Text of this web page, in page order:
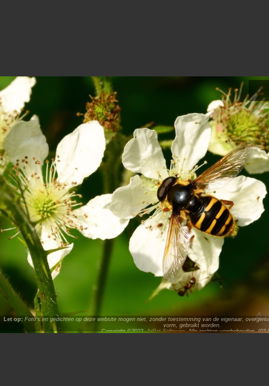
Let op: Foto's en gedichten op deze website mogen niet, zonder toestemming van de eigenaar,
vorm, gebruikt worden.
Copyright ©2023,ArPat Software. Alle rechten voorbehouden.